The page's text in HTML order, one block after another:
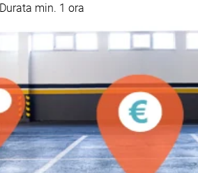
Durata min. 1 ora